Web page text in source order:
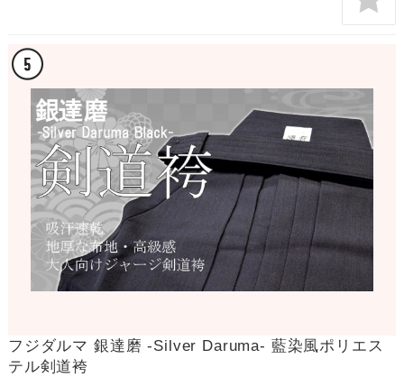
フジダルマ 銀達磨 -Silver Daruma- 藍染風ポリエス
テル剣道袴